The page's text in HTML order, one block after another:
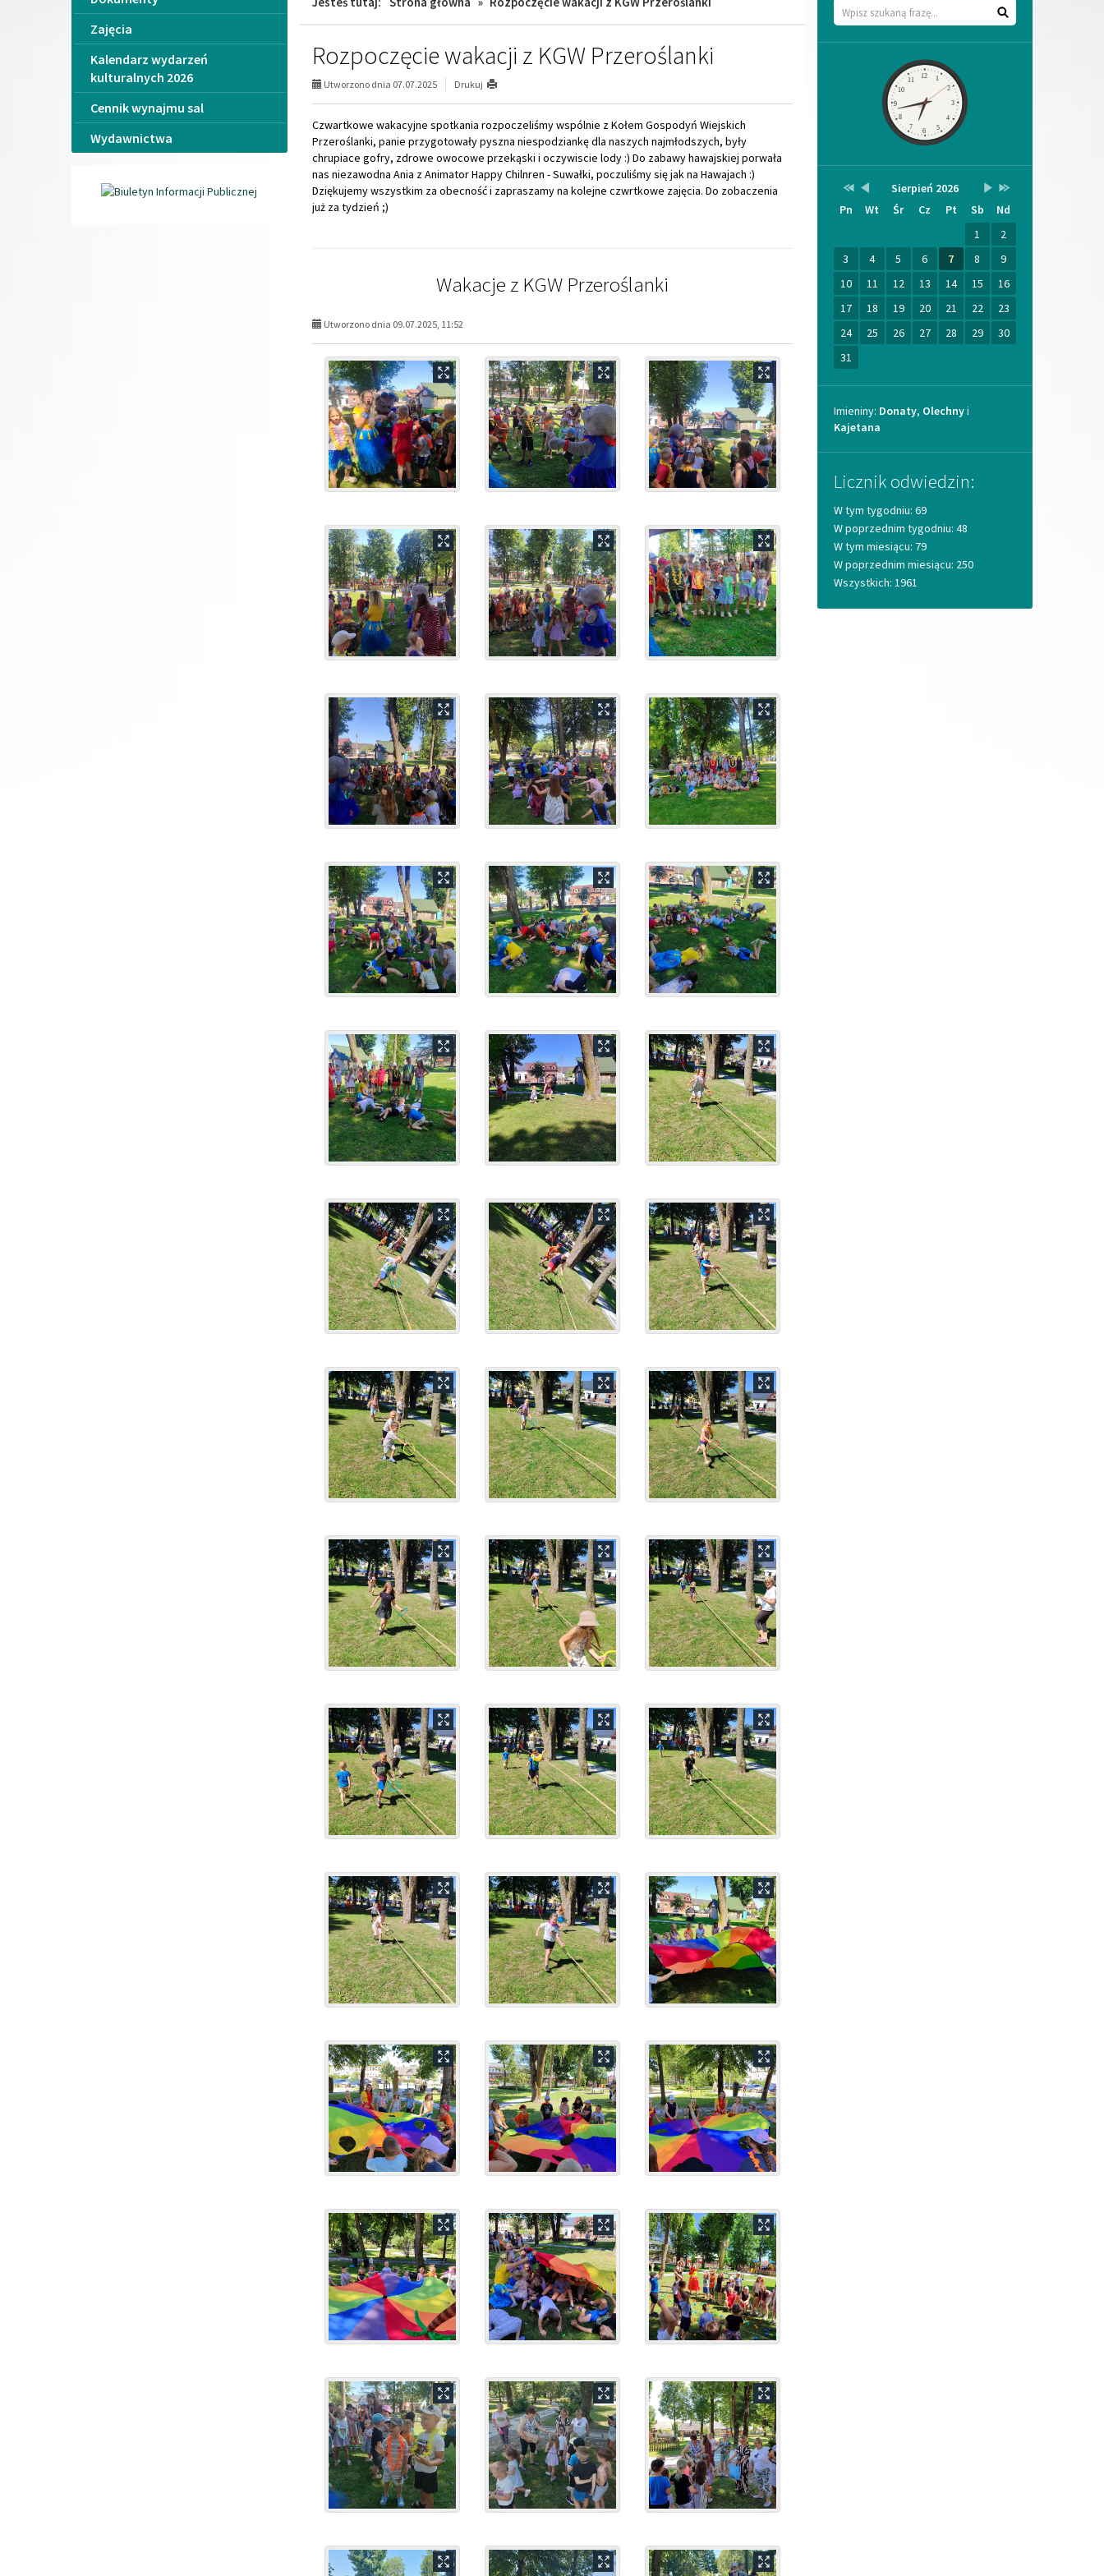
Zajęcia
Kalendarz wydarzeń
kulturalnych 2026
Cennik wynajmu sal
Wydawnictwa
Rozpoczęcie wakacji z KGW Przeroślanki
Utworzono dnia 07.07.2025 Drukuj
Czwartkowe wakacyjne spotkania rozpoczeliśmy wspólnie z Kołem Gospodyń Wiejskich
Przeroślanki, panie przygotowały pyszna niespodziankę dla naszych najmłodszych, były
chrupiace gofry, zdrowe owocowe przekąski i oczywiscie lody :) Do zabawy hawajskiej porwała
nas niezawodna Ania z Animator Happy Chilnren - Suwałki, poczuliśmy się jak na Hawajach :)
Dziękujemy wszystkim za obecność i zapraszamy na kolejne czwrtkowe zajęcia. Do zobaczenia
już za tydzień ;)
Wakacje z KGW Przeroślanki
Utworzono dnia 09.07.2025, 11:52
Wyszukaj
1
2
3
4
5
6
7
8
9
10
11
12
Kalendarz
Lista
wydarzeń
w
Sierpień 2026Brak
tym
miesiącu.
Przestaw
na
Przestaw
na
Przestaw
na
Wrzesień
Przestaw
na
Sierpień
2027
Pn Wt Śr Cz Pt Sb
Nd
1
2
3
4 5 6 7 8
9
10
11 12 13 14 15
16
17
18 19 20 21 22
23
24
25 26 27 28 29
30
31
Imieniny
Imieniny: Donaty, Olechnyi
Kajetana
Licznik odwiedzin:
W tym tygodniu: 69
W poprzednim tygodniu: 48
W tym miesiącu: 79
W poprzednim miesiącu: 250
Wszystkich: 1961